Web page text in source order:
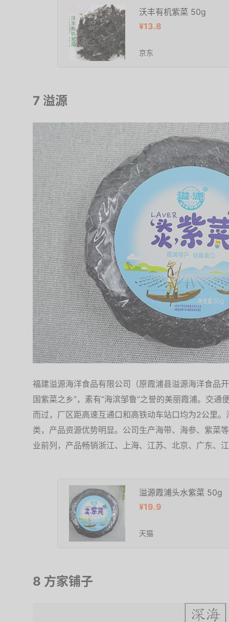
沃丰有机紫菜 50g
¥13.8
京东
7 溢源
福建溢源海洋食品有限公司（原霞浦县溢源海洋食品
国紫菜之乡”，素有“海滨邹鲁”之誉的美丽霞浦。交
而过，厂区距高速互通口和高铁动车站口均为2公里
类，产品资源优势明显。公司生产海带、海参、紫菜
业前列，产品畅销浙江、上海、江苏、北京、广东、
溢源霞浦头水紫菜 50g
¥19.9
天猫
8 方家铺子